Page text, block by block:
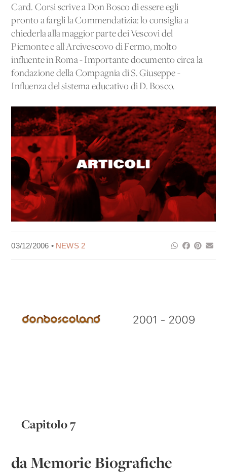
Card. Corsi scrive a Don Bosco di essere egli
pronto a fargli la Commendatizia: lo consiglia a
chiederla alla maggior parte dei Vescovi del
Piemonte e all'Arcivescovo di Fermo, molto
influente in Roma - Importante documento circa la
fondazione della Compagnia di S. Giuseppe -
Influenza del sistema educativo di D. Bosco.
03/12/2006 • NEWS 2
Capitolo 7
da Memorie Biografiche